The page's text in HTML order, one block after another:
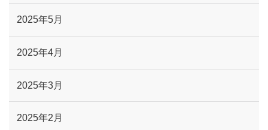
2025年5月
2025年4月
2025年3月
2025年2月